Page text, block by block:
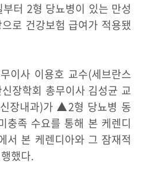
터 2형 당뇨병이 있는 만성
로 건강보험 급여가 적용됐
이사 이용호 교수(세브란스
장학회 총무이사 김성균 교
장내과)가 ▲2형 당뇨병 동
충족 수요를 통해 본 케렌디
본 케렌디아와 그 잠재적
했다.